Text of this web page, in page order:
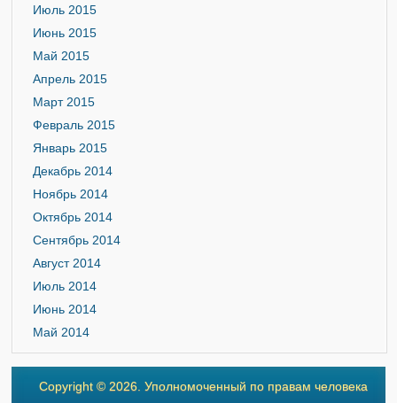
Июль 2015
Июнь 2015
Май 2015
Апрель 2015
Март 2015
Февраль 2015
Январь 2015
Декабрь 2014
Ноябрь 2014
Октябрь 2014
Сентябрь 2014
Август 2014
Июль 2014
Июнь 2014
Май 2014
Copyright © 2026. Уполномоченный по правам человека